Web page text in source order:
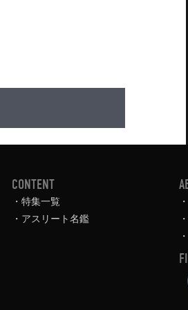
CONTENT
特集一覧
アスリート名鑑